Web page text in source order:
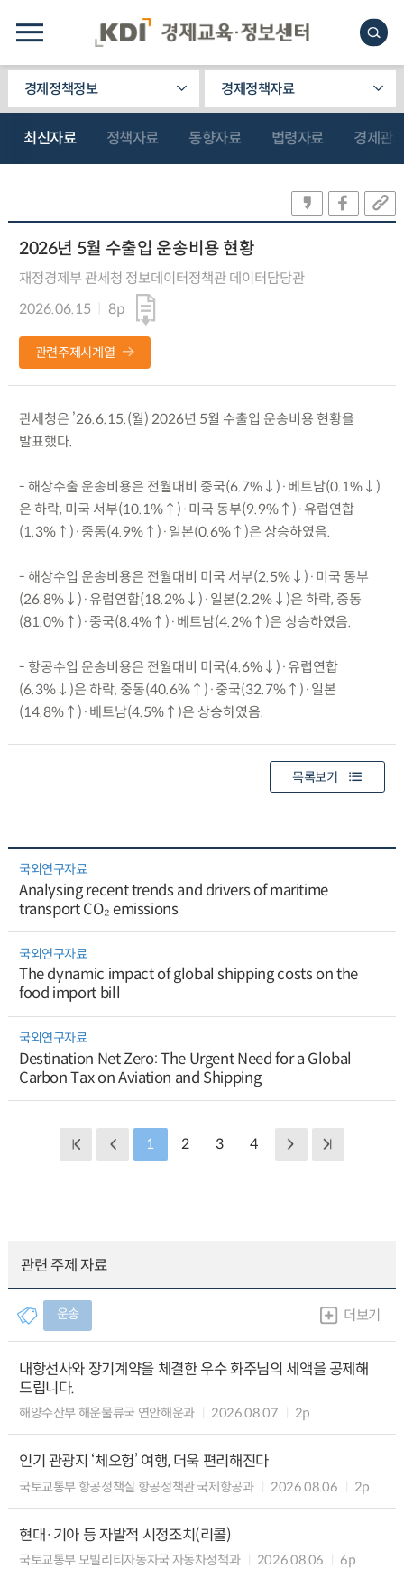
경제정책정보 경제정책자료
최신자료 정책자료 동향자료 법령자료 경제관
2026년 5월 수출입 운송비용 현황
재정경제부 관세청 정보데이터정책관 데이터담당관
2026.06.15
8p
관련주제시계열
관세청은 ’26.6.15.(월) 2026년 5월 수출입 운송비용 현황을
발표했다.
- 해상수출 운송비용은 전월대비 중국(6.7%↓)·베트남(0.1%↓)
은 하락, 미국 서부(10.1%↑)·미국 동부(9.9%↑)·유럽연합
(1.3%↑)·중동(4.9%↑)·일본(0.6%↑)은 상승하였음.
- 해상수입 운송비용은 전월대비 미국 서부(2.5%↓)·미국 동부
(26.8%↓)·유럽연합(18.2%↓)·일본(2.2%↓)은 하락, 중동
(81.0%↑)·중국(8.4%↑)·베트남(4.2%↑)은 상승하였음.
- 항공수입 운송비용은 전월대비 미국(4.6%↓)·유럽연합
(6.3%↓)은 하락, 중동(40.6%↑)·중국(32.7%↑)·일본
(14.8%↑)·베트남(4.5%↑)은 상승하였음.
목록보기
국외연구자료
Analysing recent trends and drivers of maritime
transport CO₂ emissions
국외연구자료
The dynamic impact of global shipping costs on the
food import bill
국외연구자료
Destination Net Zero: The Urgent Need for a Global
Carbon Tax on Aviation and Shipping
1 2 3 4
관련 주제 자료
운송 더보기
내항선사와 장기계약을 체결한 우수 화주님의 세액을 공제해
드립니다.
해양수산부 해운물류국 연안해운과 2026.08.07 2p
인기 관광지 ‘체오헝’ 여행, 더욱 편리해진다
국토교통부 항공정책실 항공정책관 국제항공과 2026.08.06 2p
현대·기아 등 자발적 시정조치(리콜)
국토교통부 모빌리티자동차국 자동차정책과 2026.08.06 6p